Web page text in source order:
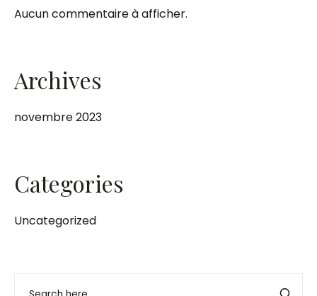
Aucun commentaire à afficher.
Archives
novembre 2023
Categories
Uncategorized